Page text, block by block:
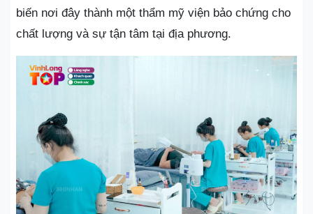
biến nơi đây thành một thẩm mỹ viện bảo chứng cho
chất lượng và sự tận tâm tại địa phương.